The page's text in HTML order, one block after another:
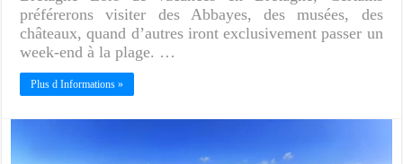
préférerons visiter des Abbayes, des musées, des
châteaux, quand d’autres iront exclusivement passer un
week-end à la plage. …
Plus d Informations »